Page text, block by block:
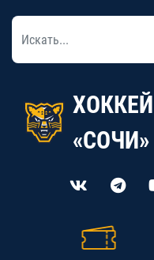
«СОЧИ»